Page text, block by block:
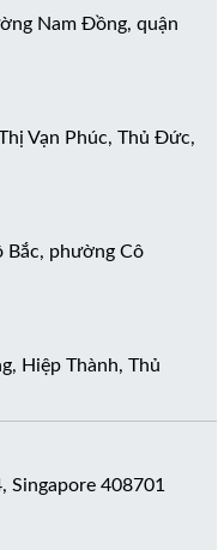
Nam Đồng, quận
Vạn Phúc, Thủ Đức,
Bắc, phường Cô
Hiệp Thành, Thủ
Singapore 408701